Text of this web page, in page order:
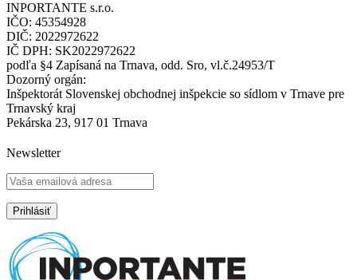
INPORTANTE s.r.o.
IČO: 45354928
DIČ: 2022972622
IČ DPH: SK2022972622
podľa §4 Zapísaná na Trnava, odd. Sro, vl.č.24953/T
Dozorný orgán:
Inšpektorát Slovenskej obchodnej inšpekcie so sídlom v Trnave pre
Trnavský kraj
Pekárska 23, 917 01 Trnava
Newsletter